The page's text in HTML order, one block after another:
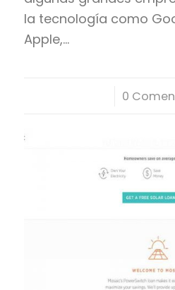
la tecnología como
Apple,…
0